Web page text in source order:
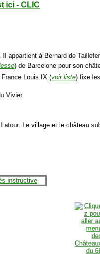
ici - CLIC
appartient à Bernard de
) de Barcelone pour son
Louis IX (voir liste) fixe
Vivier.
Le village et le château